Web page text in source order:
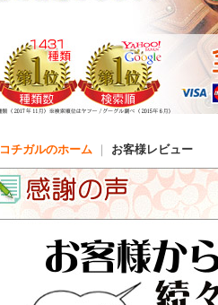
コチガルのホーム お客様レビュー